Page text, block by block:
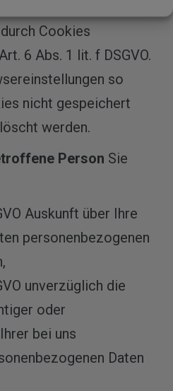
Cookies
6 Abs. 1 lit. f DSGVO.
so
nicht gespeichert
werden.
Person Sie
Auskunft über Ihre
personenbezogenen
unverzüglich die
oder
bei uns
Daten